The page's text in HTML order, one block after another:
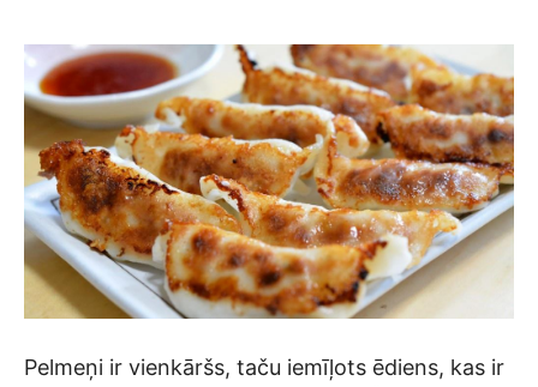
Pelmeņi ir vienkāršs, taču iemīļots ēdiens, kas ir